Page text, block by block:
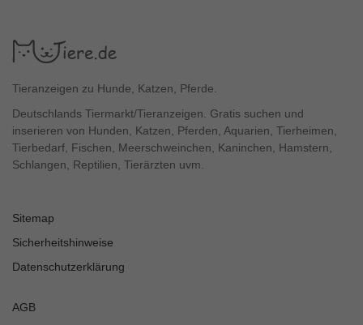
Tieranzeigen zu Hunde, Katzen, Pferde.
Deutschlands Tiermarkt/Tieranzeigen. Gratis suchen und
inserieren von Hunden, Katzen, Pferden, Aquarien, Tierheimen,
Tierbedarf, Fischen, Meerschweinchen, Kaninchen, Hamstern,
Schlangen, Reptilien, Tierärzten uvm.
Sitemap
Sicherheitshinweise
Datenschutzerklärung
AGB